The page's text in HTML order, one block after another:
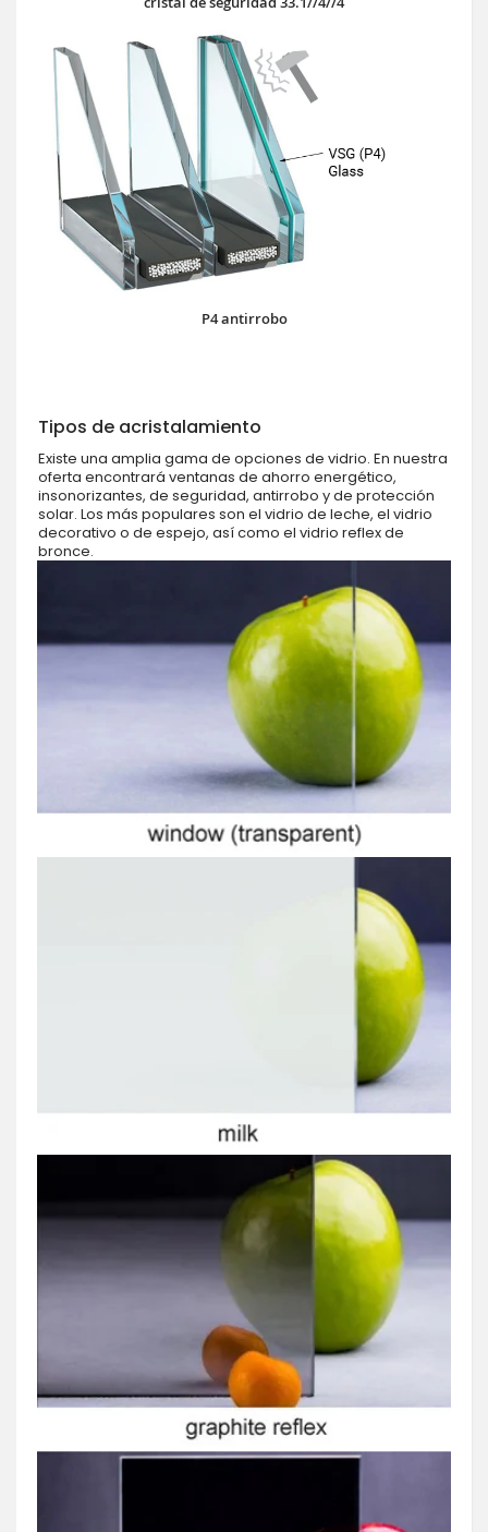
P4 antirrobo
Tipos de acristalamiento
Existe una amplia gama de opciones de vidrio. En nuestra
oferta encontrará ventanas de ahorro energético,
insonorizantes, de seguridad, antirrobo y de protección
solar. Los más populares son el vidrio de leche, el vidrio
decorativo o de espejo, así como el vidrio reflex de
bronce.